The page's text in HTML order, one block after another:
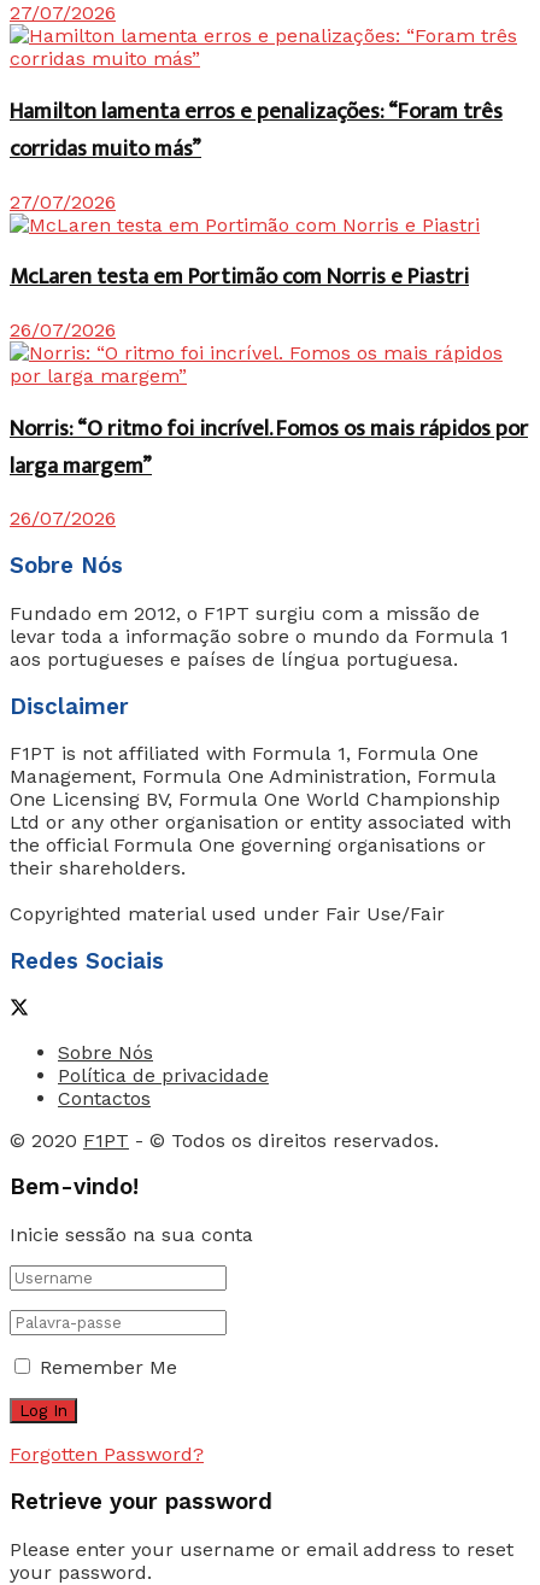
27/07/2026
Hamilton lamenta erros e penalizações: “Foram três
corridas muito más”
27/07/2026
McLaren testa em Portimão com Norris e Piastri
26/07/2026
Norris: “O ritmo foi incrível. Fomos os mais rápidos por
larga margem”
26/07/2026
Sobre Nós
Fundado em 2012, o F1PT surgiu com a missão de
levar toda a informação sobre o mundo da Formula 1
aos portugueses e países de língua portuguesa.
Disclaimer
F1PT is not affiliated with Formula 1, Formula One
Management, Formula One Administration, Formula
One Licensing BV, Formula One World Championship
Ltd or any other organisation or entity associated with
the official Formula One governing organisations or
their shareholders.
Copyrighted material used under Fair Use/Fair
Redes Sociais
Sobre Nós
Política de privacidade
Contactos
© 2020 F1PT - © Todos os direitos reservados.
Bem-vindo!
Inicie sessão na sua conta
Remember Me
Forgotten Password?
Retrieve your password
Please enter your username or email address to reset
your password.